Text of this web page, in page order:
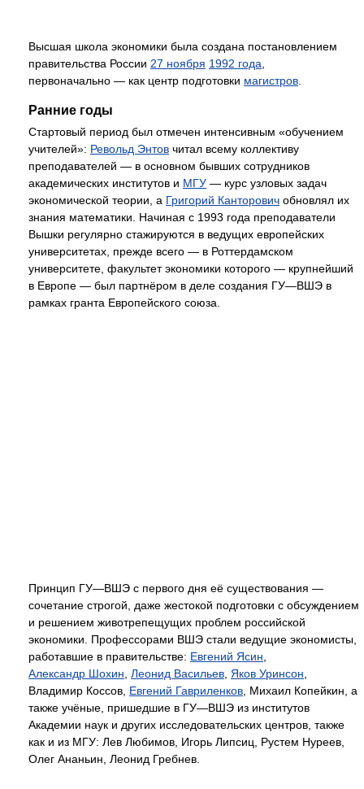
Высшая школа экономики была создана постановлением
правительства России 27 ноября 1992 года
первоначально — как центр подготовки магистров
Ранние годы
Стартовый период был отмечен интенсивным «обучением
учителей»: Револьд Энтов читал всему коллективу
преподавателей — в основном бывших сотрудников
академических институтов и МГУ — курс узловых задач
экономической теории, а Григорий Канторович обновлял их
знания математики. Начиная с 1993 года преподаватели
Вышки регулярно стажируются в ведущих европейских
университетах, прежде всего — в Роттердамском
университете, факультет экономики которого — крупнейший
в Европе — был партнёром в деле создания ГУ—ВШЭ в
рамках гранта Европейского союза.
Принцип ГУ—ВШЭ с первого дня её существования —
сочетание строгой, даже жестокой подготовки с обсуждением
и решением животрепещущих проблем российской
экономики. Профессорами ВШЭ стали ведущие экономисты,
работавшие в правительстве: Евгений Ясин
Александр Шохин Леонид Васильев Яков Уринсон
Владимир Коссов, Евгений Гавриленков , Михаил Копейкин, а
также учёные, пришедшие в ГУ—ВШЭ из институтов
Академии наук и других исследовательских центров, также
как и из МГУ: Лев Любимов, Игорь Липсиц, Рустем Нуреев,
Олег Ананьин, Леонид Гребнев.